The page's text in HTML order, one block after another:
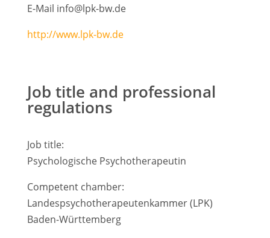
E-Mail info@lpk-bw.de
http://www.lpk-bw.de
Job title and professional
regulations
Job title:
Psychologische Psychotherapeutin
Competent chamber:
Landespsychotherapeutenkammer (LPK)
Baden-Württemberg